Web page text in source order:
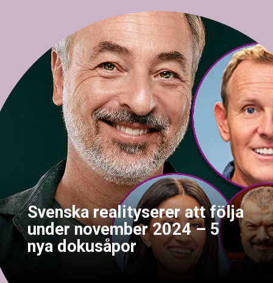
Svenska realityserer att följa
under november 2024 – 5
nya dokusåpor